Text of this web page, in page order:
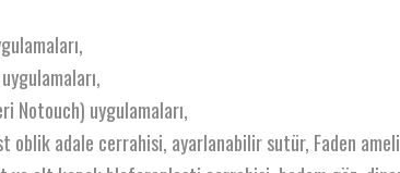
uygulamaları,
Notouch) uygulamaları,
adale cerrahisi, ayarlanabilir sutür, Faden